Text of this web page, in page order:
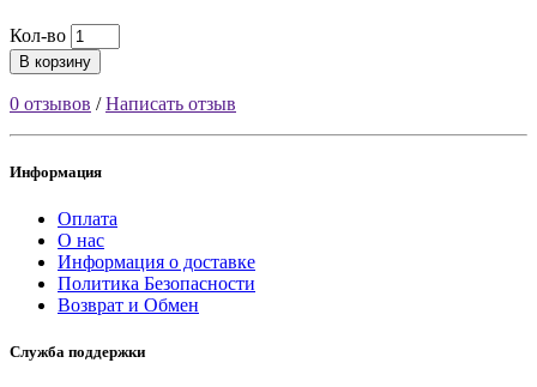
Кол-во
В корзину
0 отзывов /Написать отзыв
Информация
Оплата
О нас
Информация о доставке
Политика Безопасности
Возврат и Обмен
Служба поддержки